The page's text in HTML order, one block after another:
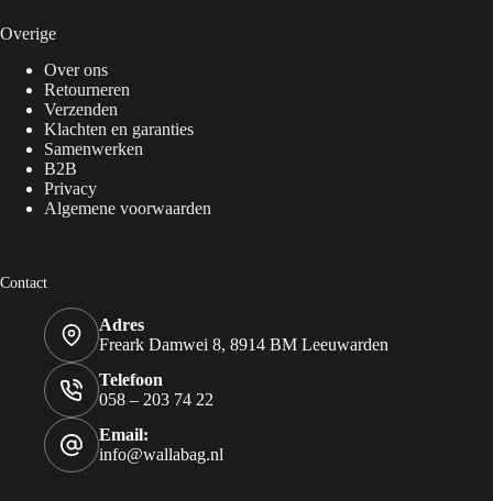
Overige
Over ons
Retourneren
Verzenden
Klachten en garanties
Samenwerken
B2B
Privacy
Algemene voorwaarden
Contact
Adres
Freark Damwei 8, 8914 BM Leeuwarden
Telefoon
058 – 203 74 22
Email:
info@wallabag.nl